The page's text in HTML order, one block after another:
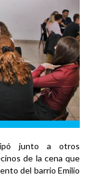
junto a otros
de la cena que
del barrio Emilio